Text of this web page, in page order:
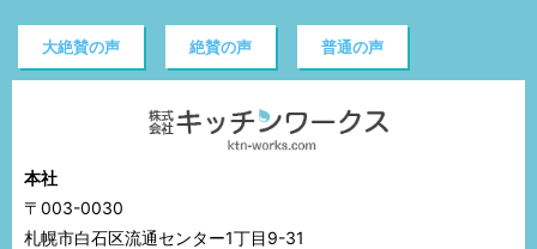
大絶賛の声 絶賛の声 普通の声
本社
〒003-0030
札幌市白石区流通センター1丁目9-31